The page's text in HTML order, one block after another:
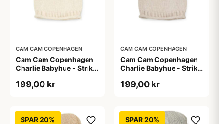
CAM CAM COPENHAGEN
Cam Cam Copenhagen
Charlie Babyhue - Strik -
199,00 kr
CAM CAM COPENHAGEN
Cam Cam Copenhagen
Charlie Babyhue - Strik -
199,00 kr
SPAR 20% SPAR 20%